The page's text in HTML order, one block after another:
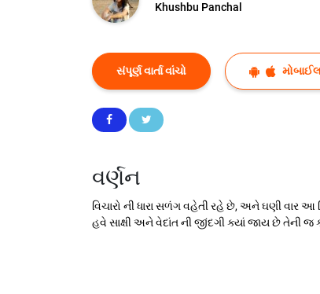
Khushbu Panchal
સંપૂર્ણ વાર્તા વાંચો
વર્ણન
વિચારો ની ધારા સળંગ વહેતી રહે છે, અને ઘણી વાર
હવે સાક્ષી અને વેદાંત ની જીંદગી ક્યાં જાય છે તેની